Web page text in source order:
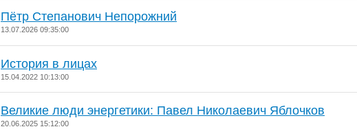
Пётр Степанович Непорожний
13.07.2026 09:35:00
История в лицах
15.04.2022 10:13:00
Великие люди энергетики: Павел Николаевич Яблочков
20.06.2025 15:12:00